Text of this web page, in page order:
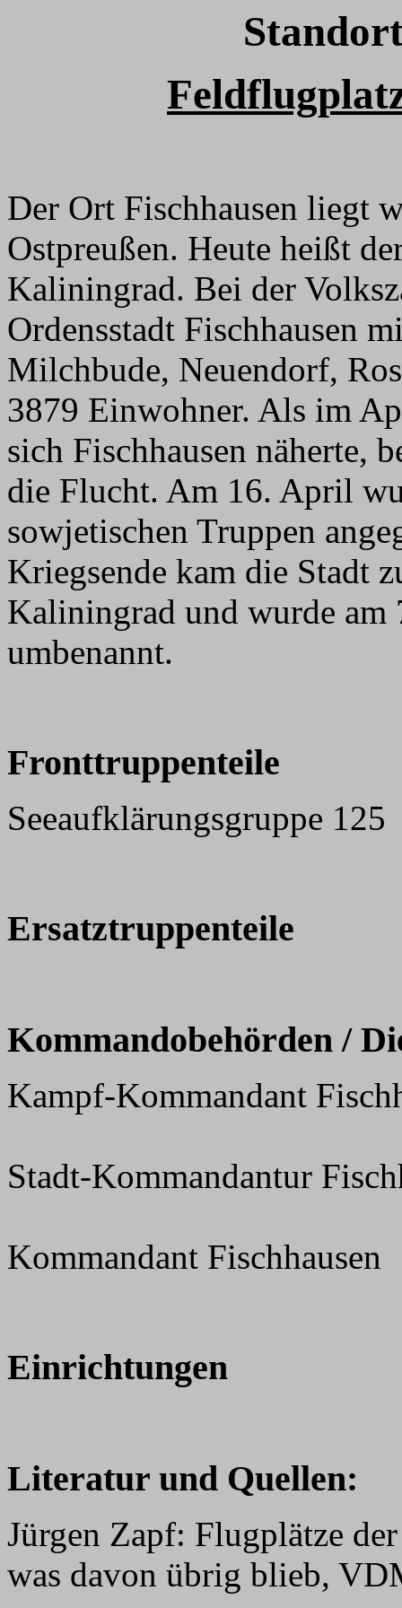
Der Ort Fischhausen liegt
Ostpreußen. Heute heißt
Kaliningrad. Bei der
Ordensstadt Fischhausen
Milchbude, Neuendorf,
3879 Einwohner. Als im
sich Fischhausen näherte,
die Flucht. Am 16. April
sowjetischen Truppen
Kriegsende kam die Stadt
Kaliningrad und wurde am
umbenannt.
Fronttruppenteile
Seeaufklärungsgruppe 125
Ersatztruppenteile
Kommandobehörden /
Kampf-Kommandant
Stadt-Kommandantur
Kommandant Fischhausen
Einrichtungen
Literatur und Quellen:
Jürgen Zapf: Flugplätze
was davon übrig blieb,